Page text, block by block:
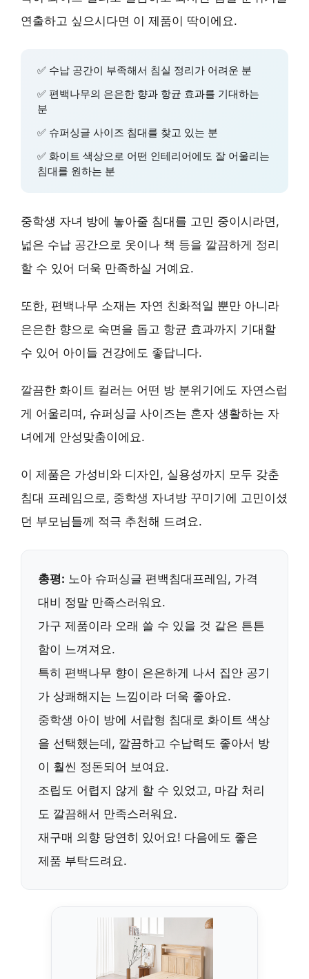
연출하고 싶으시다면 이 제품이 딱이에요.
✅ 수납 공간이 부족해서 침실 정리가 어려운 분
✅ 편백나무의 은은한 향과 항균 효과를 기대하는
분
✅ 슈퍼싱글 사이즈 침대를 찾고 있는 분
✅ 화이트 색상으로 어떤 인테리어에도 잘 어울리는
침대를 원하는 분
중학생 자녀 방에 놓아줄 침대를 고민 중이시라면,
넓은 수납 공간으로 옷이나 책 등을 깔끔하게 정리
할 수 있어 더욱 만족하실 거예요.
또한, 편백나무 소재는 자연 친화적일 뿐만 아니라
은은한 향으로 숙면을 돕고 항균 효과까지 기대할
수 있어 아이들 건강에도 좋답니다.
깔끔한 화이트 컬러는 어떤 방 분위기에도 자연스럽
게 어울리며, 슈퍼싱글 사이즈는 혼자 생활하는 자
녀에게 안성맞춤이에요.
이 제품은 가성비와 디자인, 실용성까지 모두 갖춘
침대 프레임으로, 중학생 자녀방 꾸미기에 고민이셨
던 부모님들께 적극 추천해 드려요.
총평: 노아 슈퍼싱글 편백침대프레임, 가격
대비 정말 만족스러워요.
가구 제품이라 오래 쓸 수 있을 것 같은 튼튼
함이 느껴져요.
특히 편백나무 향이 은은하게 나서 집안 공기
가 상쾌해지는 느낌이라 더욱 좋아요.
중학생 아이 방에 서랍형 침대로 화이트 색상
을 선택했는데, 깔끔하고 수납력도 좋아서 방
이 훨씬 정돈되어 보여요.
조립도 어렵지 않게 할 수 있었고, 마감 처리
도 깔끔해서 만족스러워요.
재구매 의향 당연히 있어요! 다음에도 좋은
제품 부탁드려요.